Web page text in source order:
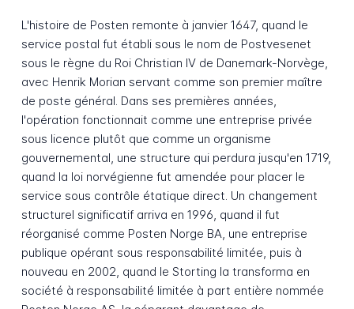
L'histoire de Posten remonte à janvier 1647, quand le
service postal fut établi sous le nom de Postvesenet
sous le règne du Roi Christian IV de Danemark-Norvège,
avec Henrik Morian servant comme son premier maître
de poste général. Dans ses premières années,
l'opération fonctionnait comme une entreprise privée
sous licence plutôt que comme un organisme
gouvernemental, une structure qui perdura jusqu'en 1719,
quand la loi norvégienne fut amendée pour placer le
service sous contrôle étatique direct. Un changement
structurel significatif arriva en 1996, quand il fut
réorganisé comme Posten Norge BA, une entreprise
publique opérant sous responsabilité limitée, puis à
nouveau en 2002, quand le Storting la transforma en
société à responsabilité limitée à part entière nommée